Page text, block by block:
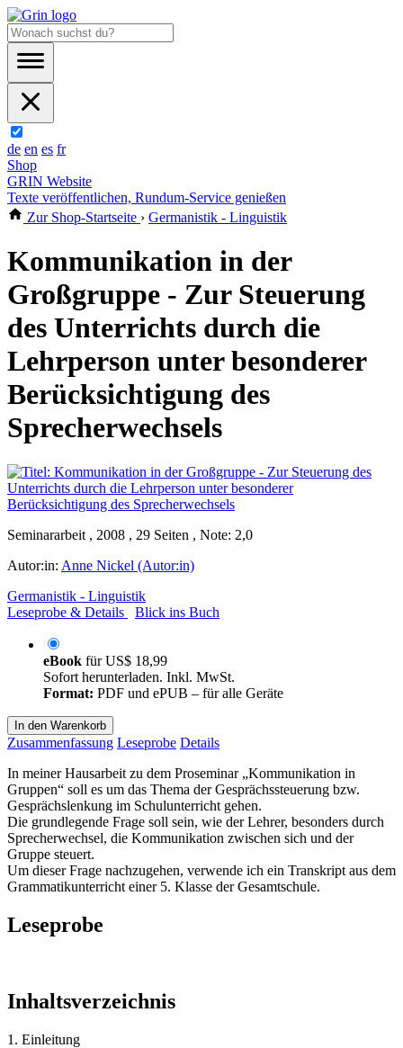
de en es fr
Shop
GRIN Website
Texte veröffentlichen, Rundum-Service genießen
Zur Shop-Startseite › Germanistik - Linguistik
Kommunikation in der
Großgruppe - Zur Steuerung
des Unterrichts durch die
Lehrperson unter besonderer
Berücksichtigung des
Sprecherwechsels
Seminararbeit , 2008 , 29 Seiten , Note: 2,0
Autor:in: Anne Nickel (Autor:in)
Germanistik - Linguistik
Leseprobe & Details
Blick ins Buch
eBook fürUS$ 18,99
Sofort herunterladen. Inkl. MwSt.
Format: PDF und ePUB – für alle Geräte
In den Warenkorb
Zusammenfassung Leseprobe Details
In meiner Hausarbeit zu dem Proseminar „Kommunikation in
Gruppen“ soll es um das Thema der Gesprächssteuerung bzw.
Gesprächslenkung im Schulunterricht gehen.
Die grundlegende Frage soll sein, wie der Lehrer, besonders durch
Sprecherwechsel, die Kommunikation zwischen sich und der
Gruppe steuert.
Um dieser Frage nachzugehen, verwende ich ein Transkript aus dem
Grammatikunterricht einer 5. Klasse der Gesamtschule.
Leseprobe
Inhaltsverzeichnis
1. Einleitung